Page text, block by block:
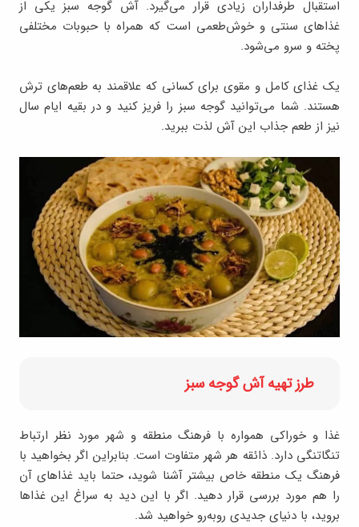
استقبال طرفداران زیادی قرار می‌گیرد. آش گوجه‌ سبز یکی از
غذاهای سنتی و خوش‌طعمی است که همراه با حبوبات مختلفی
پخته و سرو می‌شود.
یک غذای کامل و مقوی برای کسانی که علاقمند به طعم‌های ترش
هستند. شما می‌توانید گوجه‌ سبز را فریز کنید و در بقیه ایام سال
نیز از طعم جذاب این آش لذت ببرید.
طرز تهیه آش گوجه سبز
غذا و خوراکی همواره با فرهنگ منطقه و شهر مورد نظر ارتباط
تنگاتنگی دارد. ذائقه هر شهر متفاوت است. بنابراین اگر بخواهید با
فرهنگ یک منطقه خاص بیشتر آشنا شوید، حتما باید غذاهای آن
را هم مورد بررسی قرار دهید. اگر با این دید به سراغ این غذاها
بروید، با دنیای جدیدی روبه‌رو خواهید شد.